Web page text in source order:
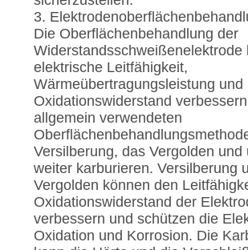
3.
Die Oberflächenbehandlung der
Widerstandsschweißenelektrode
elektrische Leitfähigkeit,
Wärmeübertragungsleistung und
Oxidationswiderstand
allgemein verwendeten
Versilberung, das Vergolden und
weiter karburieren. Versilberung
Vergolden können den
Oxidationswiderstand der
verbessern und schützen die
Oxidation und Korrosion. Die